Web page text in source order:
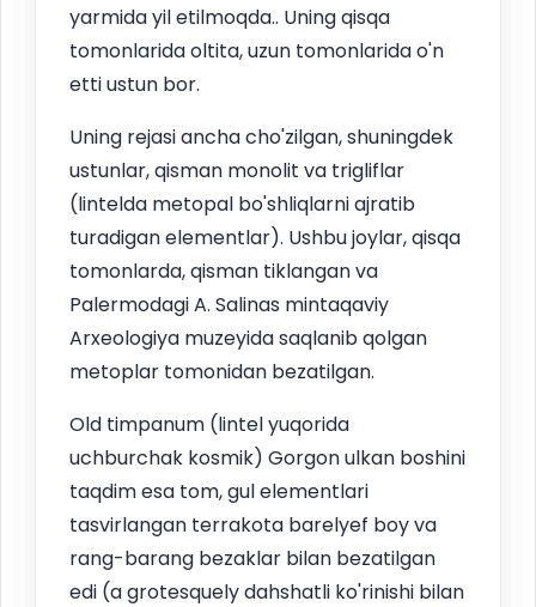
yarmida yil etilmoqda.. Uning qisqa
tomonlarida oltita, uzun tomonlarida o'n
etti ustun bor.
Uning rejasi ancha cho'zilgan, shuningdek
ustunlar, qisman monolit va trigliflar
(lintelda metopal bo'shliqlarni ajratib
turadigan elementlar). Ushbu joylar, qisqa
tomonlarda, qisman tiklangan va
Palermodagi A. Salinas mintaqaviy
Arxeologiya muzeyida saqlanib qolgan
metoplar tomonidan bezatilgan.
Old timpanum (lintel yuqorida
uchburchak kosmik) Gorgon ulkan boshini
taqdim esa tom, gul elementlari
tasvirlangan terrakota barelyef boy va
rang-barang bezaklar bilan bezatilgan
edi (a grotesquely dahshatli ko'rinishi bilan